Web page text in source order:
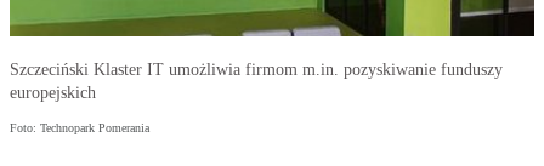
Szczeciński Klaster IT umożliwia firmom m.in. pozyskiwanie funduszy
europejskich
Foto: Technopark Pomerania